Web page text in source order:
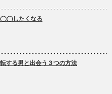
◯◯したくなる
する男と出会う３つの方法